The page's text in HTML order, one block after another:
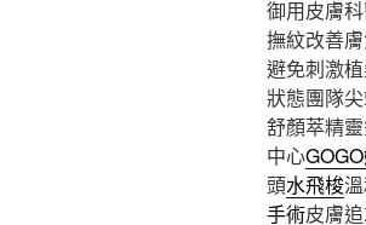
御用皮膚
撫紋改善
避免刺激
狀態團隊
舒顏萃精
中心
頭水飛梭
手術皮膚